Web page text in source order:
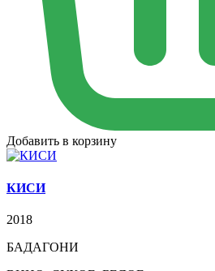
Добавить в корзину
КИСИ
2018
БАДАГОНИ